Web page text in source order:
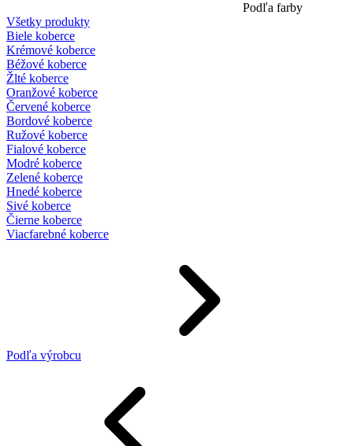
Podľa farby
Všetky produkty
Biele koberce
Krémové koberce
Béžové koberce
Žlté koberce
Oranžové koberce
Červené koberce
Bordové koberce
Ružové koberce
Fialové koberce
Modré koberce
Zelené koberce
Hnedé koberce
Sivé koberce
Čierne koberce
Viacfarebné koberce
Podľa výrobcu